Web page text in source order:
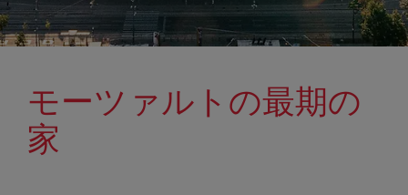
モーツァルトの最期の
家